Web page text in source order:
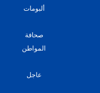
ألبومات
صحافة
المواطن
عاجل